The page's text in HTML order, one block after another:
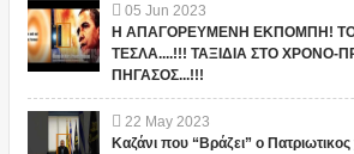
05 Jun 2023
Η ΑΠΑΓΟΡΕΥΜΕΝΗ ΕΚΠΟΜΠΗ! ΤΟ
ΤΕΣΛΑ....!!! ΤΑΞΙΔΙΑ ΣΤΟ ΧΡΟΝΟ-
ΠΗΓΑΣΟΣ...!!!
22 May 2023
Καζάνι που “Βράζει” ο